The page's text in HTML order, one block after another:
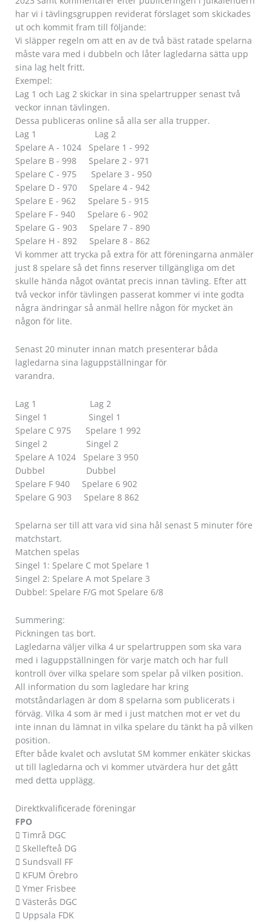
har vi i tävlingsgruppen reviderat förslaget som skickades
ut och kommit fram till följande:
Vi släpper regeln om att en av de två bäst ratade spelarna
måste vara med i dubbeln och låter lagledarna sätta upp
sina lag helt fritt.
Exempel:
Lag 1 och Lag 2 skickar in sina spelartrupper senast två
veckor innan tävlingen.
Dessa publiceras online så alla ser alla trupper.
Lag 1 Lag 2
Spelare A - 1024 Spelare 1 - 992
Spelare B - 998 Spelare 2 - 971
Spelare C - 975 Spelare 3 - 950
Spelare D - 970 Spelare 4 - 942
Spelare E - 962 Spelare 5 - 915
Spelare F - 940 Spelare 6 - 902
Spelare G - 903 Spelare 7 - 890
Spelare H - 892 Spelare 8 - 862
Vi kommer att trycka på extra för att föreningarna anmäler
just 8 spelare så det finns reserver tillgängliga om det
skulle hända något oväntat precis innan tävling. Efter att
två veckor inför tävlingen passerat kommer vi inte godta
några ändringar så anmäl hellre någon för mycket än
någon för lite.
Senast 20 minuter innan match presenterar båda
lagledarna sina laguppställningar för
varandra.
Lag 1 Lag 2
Singel 1 Singel 1
Spelare C 975 Spelare 1 992
Singel 2 Singel 2
Spelare A 1024 Spelare 3 950
Dubbel Dubbel
Spelare F 940 Spelare 6 902
Spelare G 903 Spelare 8 862
Spelarna ser till att vara vid sina hål senast 5 minuter före
matchstart.
Matchen spelas
Singel 1: Spelare C mot Spelare 1
Singel 2: Spelare A mot Spelare 3
Dubbel: Spelare F/G mot Spelare 6/8
Summering:
Pickningen tas bort.
Lagledarna väljer vilka 4 ur spelartruppen som ska vara
med i laguppställningen för varje match och har full
kontroll över vilka spelare som spelar på vilken position.
All information du som lagledare har kring
motståndarlagen är dom 8 spelarna som publicerats i
förväg. Vilka 4 som är med i just matchen mot er vet du
inte innan du lämnat in vilka spelare du tänkt ha på vilken
position.
Efter både kvalet och avslutat SM kommer enkäter skickas
ut till lagledarna och vi kommer utvärdera hur det gått
med detta upplägg.
Direktkvalificerade föreningar
FPO
 Timrå DGC
 Skellefteå DG
 Sundsvall FF
 KFUM Örebro
 Ymer Frisbee
 Västerås DGC
 Uppsala FDK